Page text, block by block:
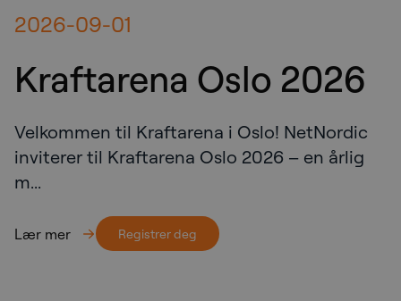
2026-09-01
Kraftarena Oslo 2026
Velkommen til Kraftarena i Oslo! NetNordic
inviterer til Kraftarena Oslo 2026 – en årlig
m...
Lær mer Registrer deg